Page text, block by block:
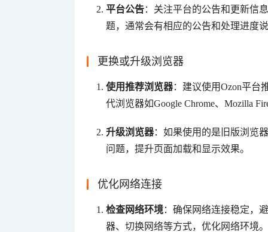
平台公告：关注平台的公告和更新信
题，通常会有相应的公告和处理进度
更换或升级浏览器
使用推荐浏览器：建议使用Ozon平台
代浏览器如Google Chrome、Mozilla
升级浏览器：如果使用的是旧版浏览
问题，提升页面加载和显示效果。
优化网络连接
检查网络环境：确保网络连接稳定，
器、切换网络等方式，优化网络环境。